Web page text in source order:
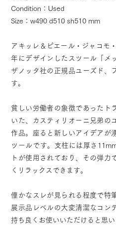
Condition：Used
Size：w490 d510 sh510 mm
アキッレ＆ピエール・ジャコモ
年にデザインしたスツール「メ
ザノッタ社の正規品ユーズド、
す。
貧しい労働者の象徴であったト
いた、カスティリオーニ兄弟の
作品。座ると新しいアイデアが
ツールです。支柱には厚さ
トが使用されており、その弾力
くリラックスできます。
僅かなスレが見られる程度で特
展示品レベルの大変清潔なコン
持ち良くお使いいただけると思い